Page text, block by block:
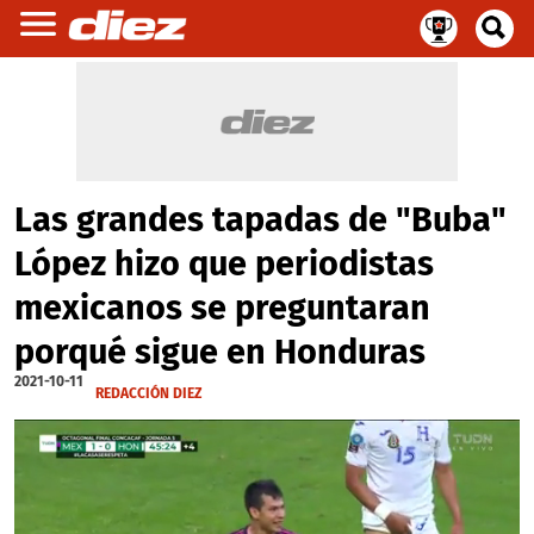
Las grandes tapadas de "Buba"
López hizo que periodistas
mexicanos se preguntaran
porqué sigue en Honduras
2021-10-11
REDACCIÓN DIEZ